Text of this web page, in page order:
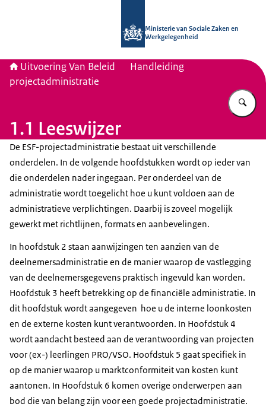
Ministerie van Sociale Zaken en
Werkgelegenheid
Uitvoering Van Beleid
Handleiding
projectadministratie
1.1 Leeswijzer
De ESF-projectadministratie bestaat uit verschillende
onderdelen. In de volgende hoofdstukken wordt op ieder van
die onderdelen nader ingegaan. Per onderdeel van de
administratie wordt toegelicht hoe u kunt voldoen aan de
administratieve verplichtingen. Daarbij is zoveel mogelijk
gewerkt met richtlijnen, formats en aanbevelingen.
In hoofdstuk 2 staan aanwijzingen ten aanzien van de
deelnemersadministratie en de manier waarop de vastlegging
van de deelnemersgegevens praktisch ingevuld kan worden.
Hoofdstuk 3 heeft betrekking op de financiële administratie. In
dit hoofdstuk wordt aangegeven hoe u de interne loonkosten
en de externe kosten kunt verantwoorden. In Hoofdstuk 4
wordt aandacht besteed aan de verantwoording van projecten
voor (ex-) leerlingen PRO/VSO. Hoofdstuk 5 gaat specifiek in
op de manier waarop u marktconformiteit van kosten kunt
aantonen. In Hoofdstuk 6 komen overige onderwerpen aan
bod die van belang zijn voor een goede projectadministratie.